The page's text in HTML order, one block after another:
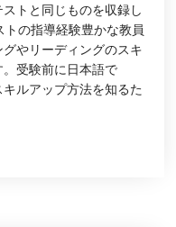
トと同じものを収録し
トの指導経験豊かな教員
やリーディングのスキ
受験前に日本語で
ルアップ方法を知るた